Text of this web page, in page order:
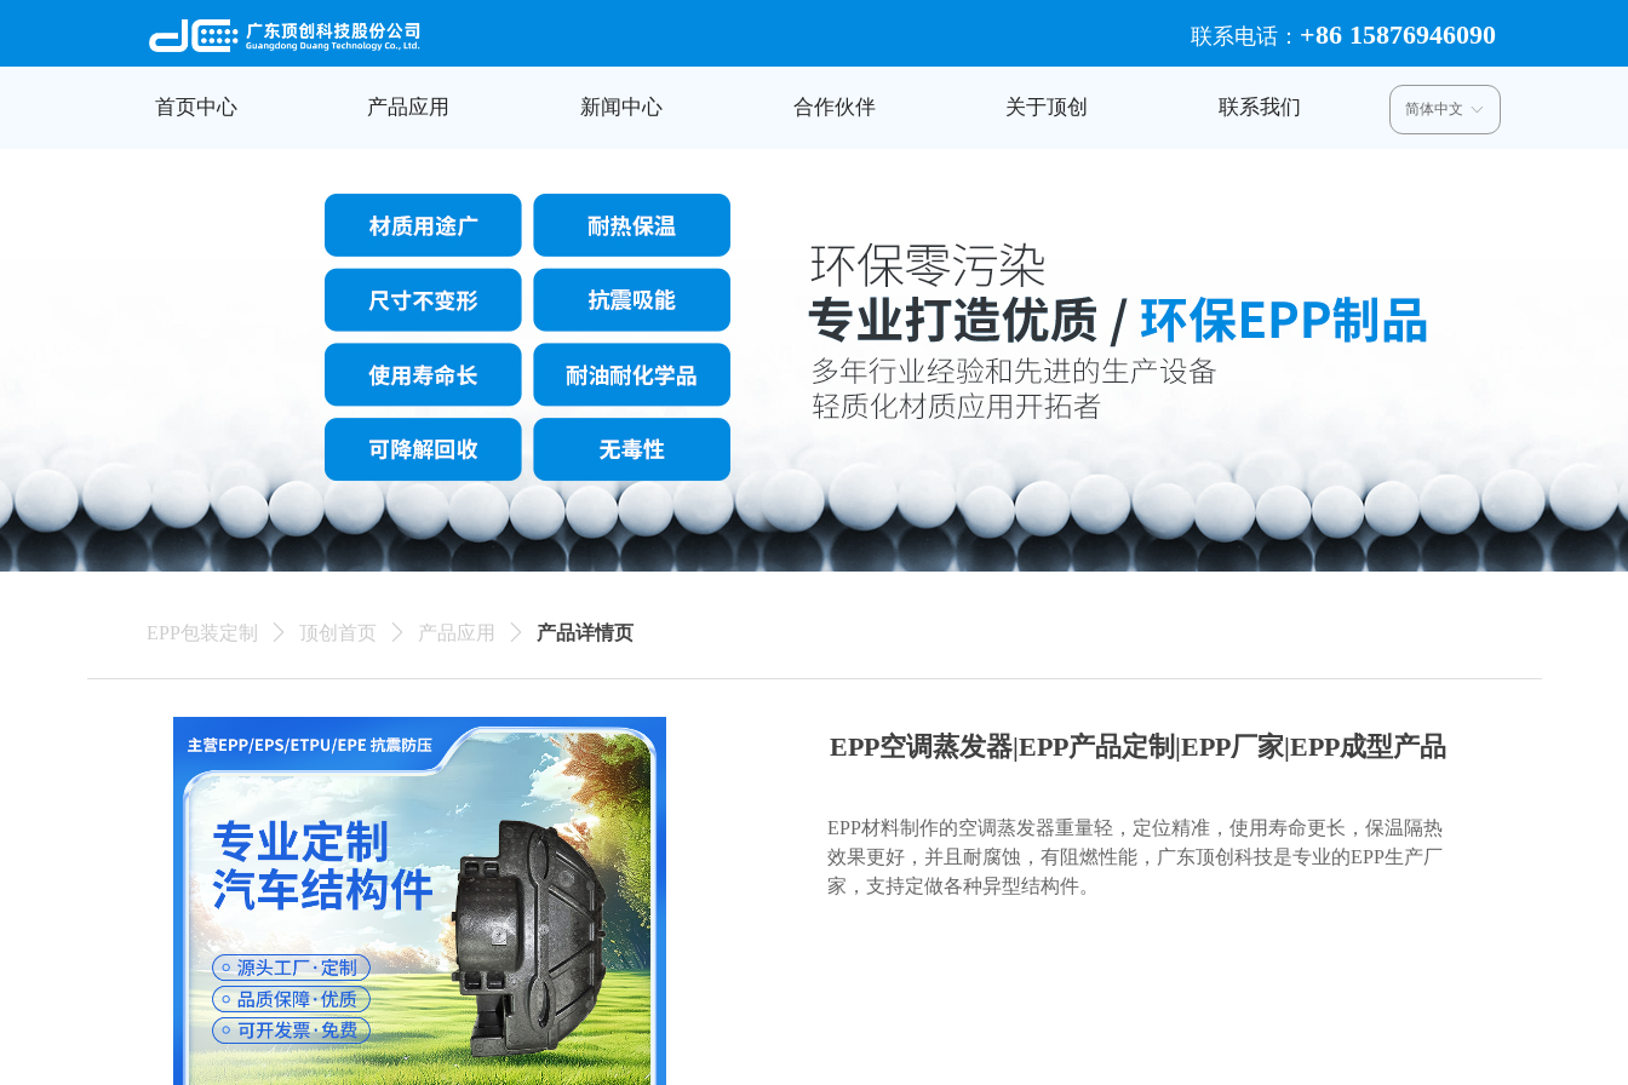
首页中心 产品应用 新闻中心 合作伙伴 关于顶创 联系我们 ꀅ
简体中文
联系电话： +86 15876946090
EPP空调蒸发器|EPP产品定制|EPP厂家|EPP成型产品
EPP包装定制 ꄲ 顶创首页 ꄲ 产品应用 ꄲ 产品详情页
EPP材料制作的空调蒸发器重量轻，定位精准，使用寿命更长，保温隔热
效果更好，并且耐腐蚀，有阻燃性能，广东顶创科技是专业的EPP生产厂
家，支持定做各种异型结构件。